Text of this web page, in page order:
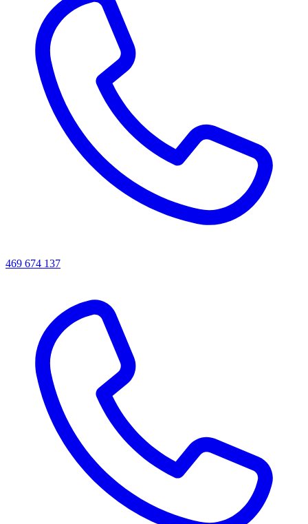
469 674 137